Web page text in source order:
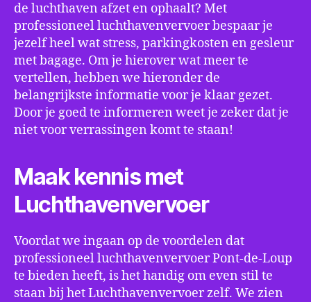
de luchthaven afzet en ophaalt? Met
professioneel luchthavenvervoer bespaar je
jezelf heel wat stress, parkingkosten en gesleur
met bagage. Om je hierover wat meer te
vertellen, hebben we hieronder de
belangrijkste informatie voor je klaar gezet.
Door je goed te informeren weet je zeker dat je
niet voor verrassingen komt te staan!
Maak kennis met
Luchthavenvervoer
Voordat we ingaan op de voordelen dat
professioneel luchthavenvervoer Pont-de-Loup
te bieden heeft, is het handig om even stil te
staan bij het Luchthavenvervoer zelf. We zien